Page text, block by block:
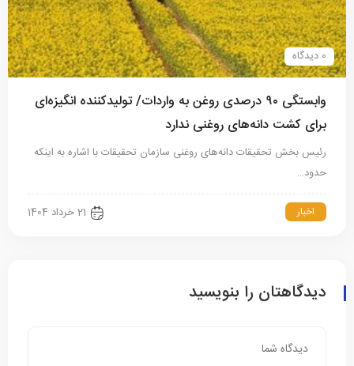
0 دیدگاه
وابستگی ۹۰ درصدی روغن به واردات/ تولیدکننده انگیزه‌ای
برای کشت دانه‌های روغنی ندارد
رئیس بخش تحقیقات دانه‌های روغنی سازمان تحقیقات با اشاره به اینکه
حدود…
اخبار 21 خرداد 1404
دیدگاهتان را بنویسید